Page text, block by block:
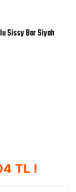
Sissy Bar Siyah
TL !